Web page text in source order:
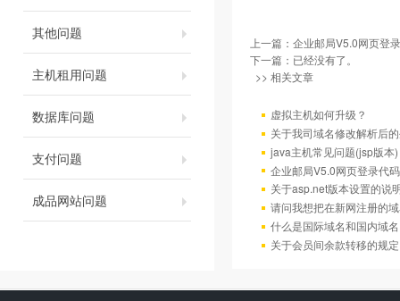
其他问题
主机租用问题
数据库问题
支付问题
成品网站问题
上一篇： 企业邮局V5.0网页登
下一篇：已经没有了。
>> 相关文章
虚拟主机如何升级？
关于我司域名修改解析后
java主机常见问题(jsp版本)
企业邮局V5.0网页登录代码
关于asp.net版本设置的说
请问我想把在新网注册的
什么是国际域名和国内域
关于会员间余款转移的规定